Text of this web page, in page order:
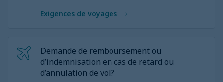
Exigences de voyages
Demande de remboursement ou
d’indemnisation en cas de retard ou
d’annulation de vol?